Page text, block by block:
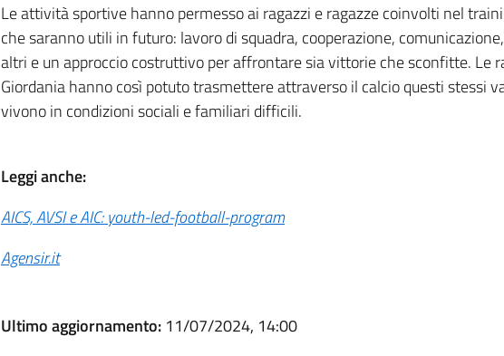
Le attività sportive hanno permesso ai ragazzi e ragazze coinvolti nel
che saranno utili in futuro: lavoro di squadra, cooperazione,
altri e un approccio costruttivo per affrontare sia vittorie che sconfitte. Le
Giordania hanno così potuto trasmettere attraverso il calcio questi stessi
vivono in condizioni sociali e familiari difficili.
Leggi anche:
AICS, AVSI e AIC: youth-led-football-program
Agensir.it
Ultimo aggiornamento: 11/07/2024, 14:00